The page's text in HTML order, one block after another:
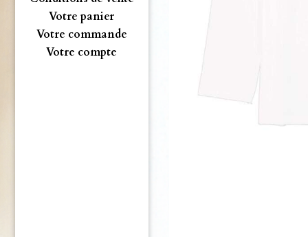
Votre panier
Votre commande
Votre compte